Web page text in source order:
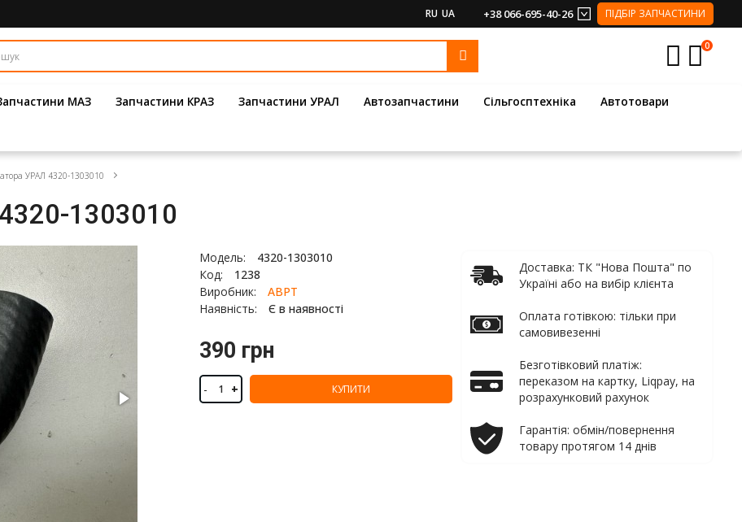
RU UA +38 066-695-40-26 ПІДБІР ЗАПЧАСТИНИ
0
МАЗ Запчастини КРАЗ Запчастини УРАЛ Автозапчастини Сільгосптехніка Автотовари
УРАЛ 4320-1303010
1303010
Модель:
4320-1303010
Код:
1238
Виробник:
АВРТ
Наявність:
Є в наявності
390 грн
- + КУПИТИ
Доставка: ТК "Нова Пошта" по
Україні або на вибір клієнта
Оплата готівкою: тільки при
самовивезенні
Безготівковий платіж:
переказом на картку, Liqpay, на
розрахунковий рахунок
Гарантія: обмін/повернення
товару протягом 14 днів